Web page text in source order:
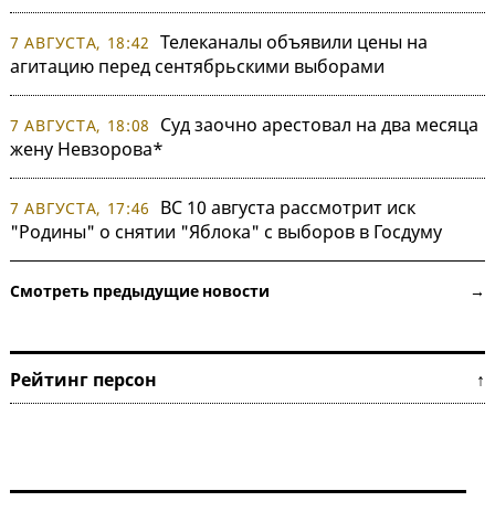
7 АВГУСТА, 18:42 Телеканалы объявили цены на
агитацию перед сентябрьскими выборами
7 АВГУСТА, 18:08
Суд заочно арестовал на два месяца
жену Невзорова*
7 АВГУСТА, 17:46
ВС 10 августа рассмотрит иск
"Родины" о снятии "Яблока" с выборов в Госдуму
Смотреть предыдущие новости →
Рейтинг персон ↑